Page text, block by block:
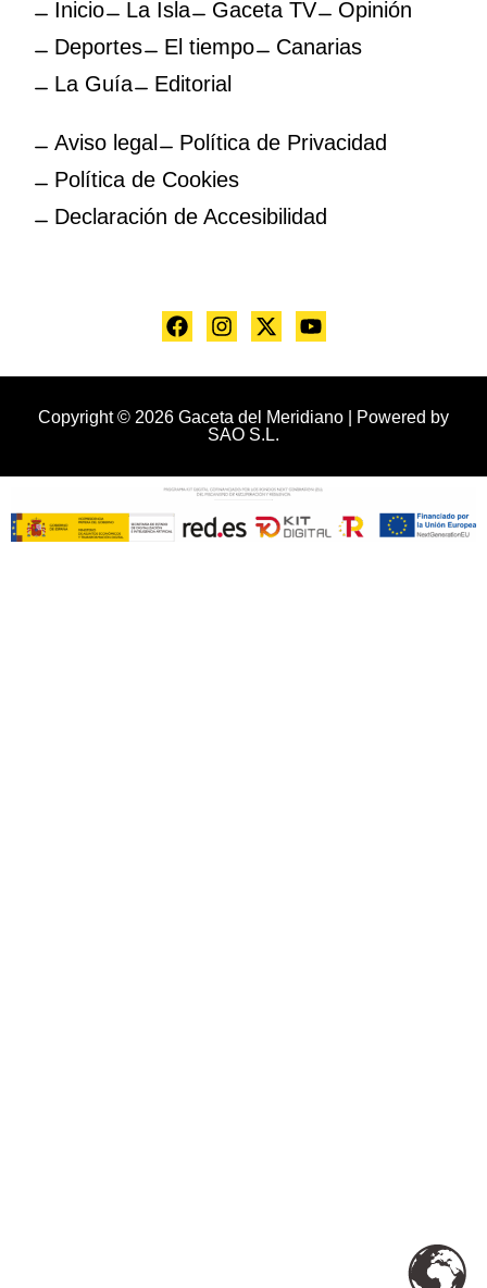
Inicio La Isla Gaceta TV
Opinión
Deportes
El tiempo
Canarias
La Guía
Editorial
Aviso legal
Política de Privacidad
Política de Cookies
Declaración de Accesibilidad
Copyright © 2026 Gaceta del Meridiano | Powered by
SAO S.L.